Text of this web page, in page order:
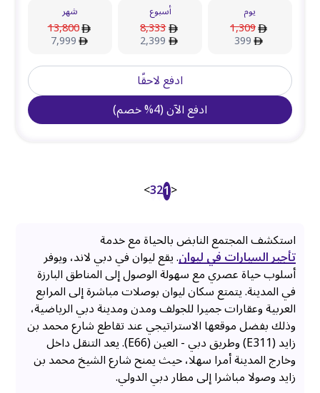
يوم
1,309
399
أسبوع
8,333
2,399
شهر
13,800
7,999
ادفع لاحقًا
ادفع الآن(
4
%خصم)
<
1
2
3
>
استكشف المجتمع النابض بالحياة مع خدمة
تأجير السيارات في ليوان. يقع ليوان في دبي لاند، ويوفر
أسلوب حياة عصري مع سهولة الوصول إلى المناطق البارزة
في المدينة. يتمتع سكان ليوان بوصلات مباشرة إلى المرابع
العربية وعقارات جميرا للجولف ومدن ومدينة دبي الرياضية،
وذلك بفضل موقعها الاستراتيجي عند تقاطع شارع محمد بن
زايد (E311) وطريق دبي - العين (E66). يعد التنقل داخل
وخارج المدينة أمرا سهلا، حيث يمنح شارع الشيخ محمد بن
زايد وصولا مباشرا إلى مطار دبي الدولي.